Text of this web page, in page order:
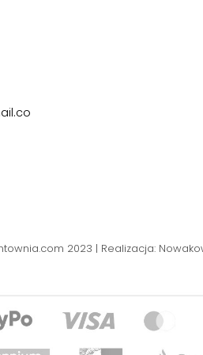
2023 | Realizacja: